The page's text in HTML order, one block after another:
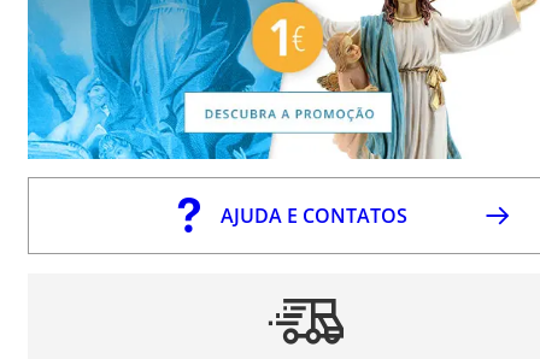
AJUDA E CONTATOS